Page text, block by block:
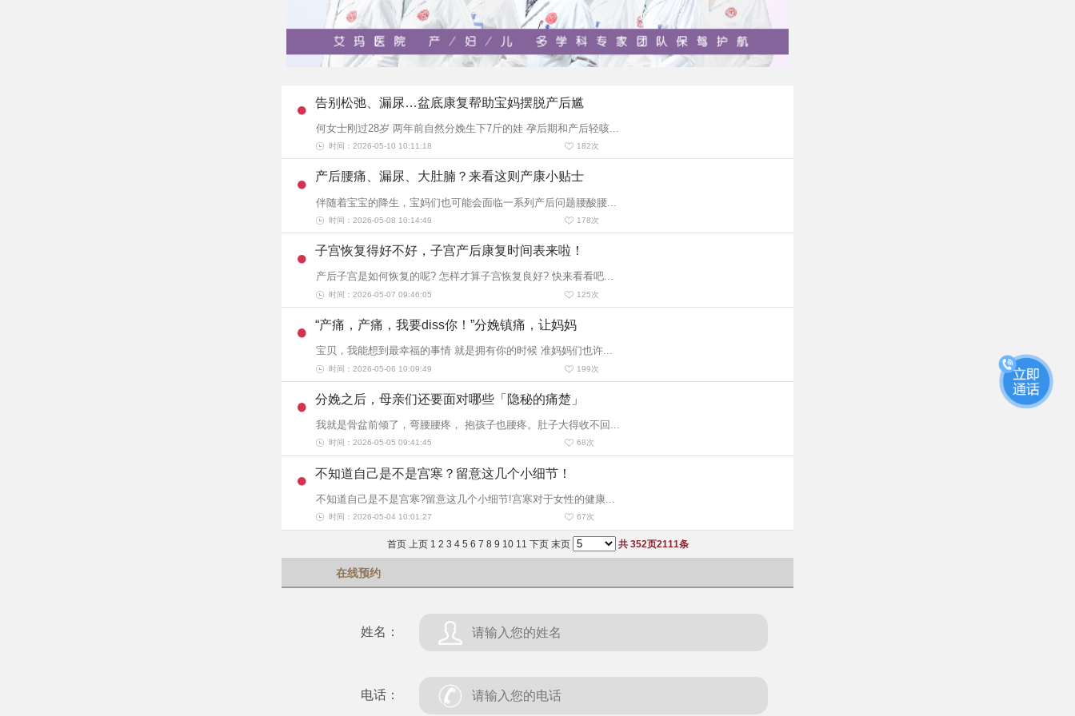
告别松弛、漏尿…盆底康复帮助宝妈摆脱产后尴
何女士刚过28岁 两年前自然分娩生下7斤的娃 孕后期和产后轻咳...
时间：2026-05-10 10:11:18 182次
产后腰痛、漏尿、大肚腩？来看这则产康小贴士
伴随着宝宝的降生，宝妈们也可能会面临一系列产后问题腰酸腰...
时间：2026-05-08 10:14:49 178次
子宫恢复得好不好，子宫产后康复时间表来啦！
产后子宫是如何恢复的呢? 怎样才算子宫恢复良好? 快来看看吧...
时间：2026-05-07 09:46:05 125次
“产痛，产痛，我要diss你！”分娩镇痛，让妈妈
宝贝，我能想到最幸福的事情 就是拥有你的时候 准妈妈们也许...
时间：2026-05-06 10:09:49 199次
分娩之后，母亲们还要面对哪些「隐秘的痛楚」
我就是骨盆前倾了，弯腰腰疼， 抱孩子也腰疼。肚子大得收不回...
时间：2026-05-05 09:41:45 68次
不知道自己是不是宫寒？留意这几个小细节！
不知道自己是不是宫寒?留意这几个小细节!宫寒对于女性的健康...
时间：2026-05-04 10:01:27 67次
首页 上页 1 2 3 45 6 7 8 9 10 11 下页 末页 共 352页2111条
在线预约
姓名：
电话：